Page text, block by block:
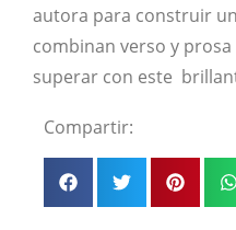
autora para construir
combinan verso y
superar con este
Compartir: